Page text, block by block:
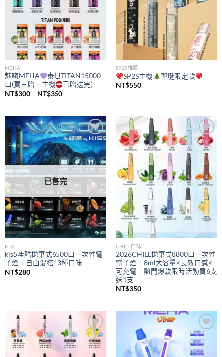
MEHA
魅嗨MEHA
泰坦TITAN15000
口(買三贈一主機
已贈送完)
NT$300 – NT$350價
NT$300
到
NT$350
SP2S推薦
SP2S主機
聖誕限定款
NT$550
Add to
wishlist
已售完
KIS5
kis5哇酷拋棄式6500口一次性電
子煙｜自由混搭13種口味
NT$280
Add to
wishlist
CHILL口味
2026CHILL拋棄式8800口一次性
電子煙｜8ml大容量×長效口感×
可充電｜熱門爆款限時活動買6支
送1支
NT$350
Add to
wishlist
Add to
wishlist